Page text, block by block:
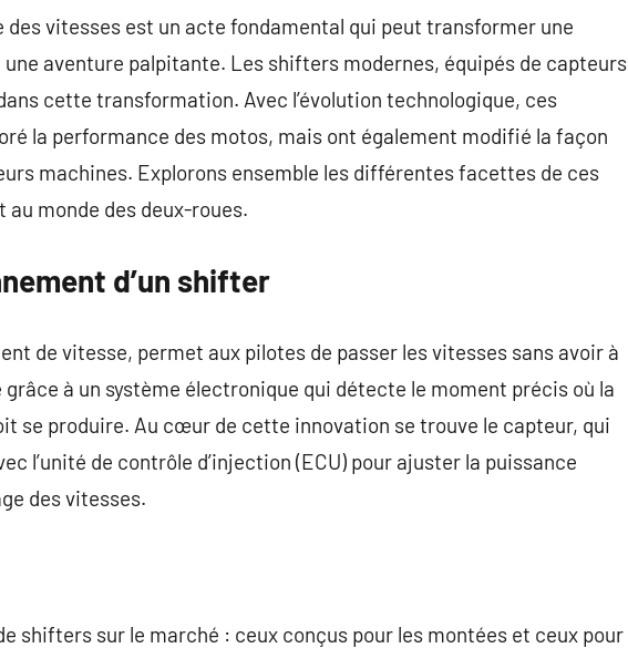
des vitesses est un acte fondamental qui peut transformer une
aventure palpitante. Les shifters modernes, équipés de capteurs
cette transformation. Avec l’évolution technologique, ces
la performance des motos, mais ont également modifié la façon
machines. Explorons ensemble les différentes facettes de ces
au monde des deux-roues.
d’un shifter
de vitesse, permet aux pilotes de passer les vitesses sans avoir à
à un système électronique qui détecte le moment précis où la
se produire. Au cœur de cette innovation se trouve le capteur, qui
l’unité de contrôle d’injection (ECU) pour ajuster la puissance
des vitesses.
shifters sur le marché : ceux conçus pour les montées et ceux pour